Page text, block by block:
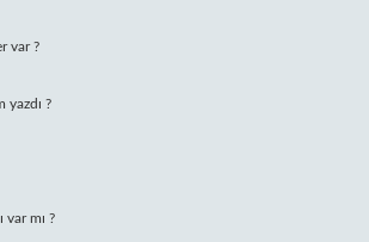
var ?
yazdı ?
var mı ?